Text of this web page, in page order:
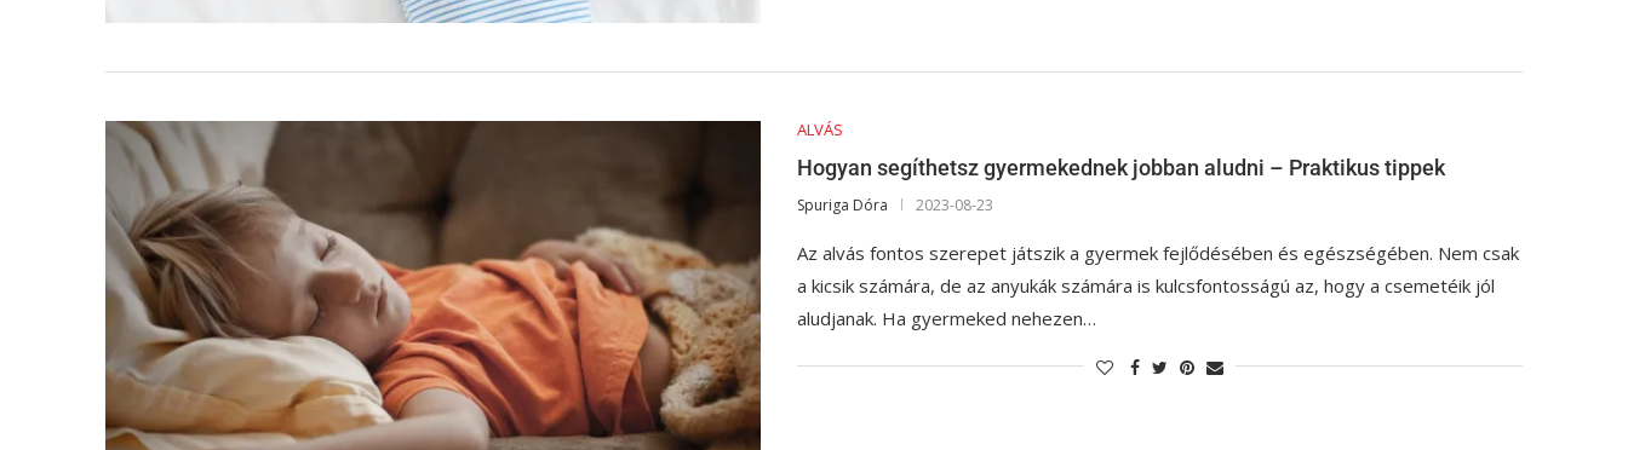
ALVÁS
Hogyan segíthetsz gyermekednek jobban aludni – Praktikus tippek
Spuriga Dóra 2023-08-23
Az alvás fontos szerepet játszik a gyermek fejlődésében és egészségében. Nem csak
a kicsik számára, de az anyukák számára is kulcsfontosságú az, hogy a csemetéik jól
aludjanak. Ha gyermeked nehezen…